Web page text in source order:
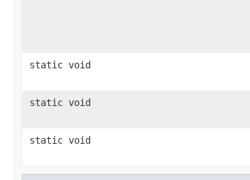
static void
static void
static void